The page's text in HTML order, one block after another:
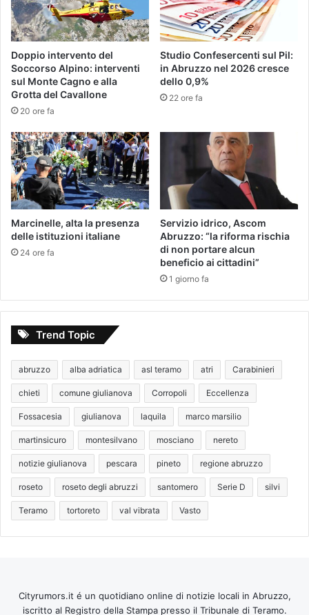
Doppio intervento del
Soccorso Alpino: interventi
sul Monte Cagno e alla
Grotta del Cavallone
20 ore fa
Studio Confesercenti sul Pil:
in Abruzzo nel 2026 cresce
dello 0,9%
22 ore fa
Marcinelle, alta la presenza
delle istituzioni italiane
24 ore fa
Servizio idrico, Ascom
Abruzzo: “la riforma rischia
di non portare alcun
beneficio ai cittadini”
1 giorno fa
Trend Topic
abruzzo alba adriatica asl teramo atri Carabinieri
chieti comune giulianova Corropoli Eccellenza
Fossacesia giulianova laquila marco marsilio
martinsicuro montesilvano mosciano nereto
notizie giulianova pescara pineto regione abruzzo
roseto roseto degli abruzzi santomero Serie D silvi
Teramo tortoreto val vibrata Vasto
Cityrumors.it é un quotidiano online di notizie locali in Abruzzo,
iscritto al Registro della Stampa presso il Tribunale di Teramo.